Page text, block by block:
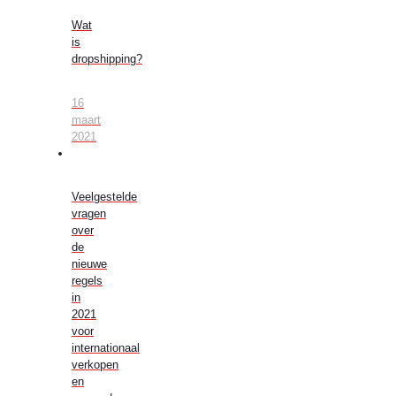
Wat
is
dropshipping?
16
maart
2021
Veelgestelde
vragen
over
de
nieuwe
regels
in
2021
voor
internationaal
verkopen
en